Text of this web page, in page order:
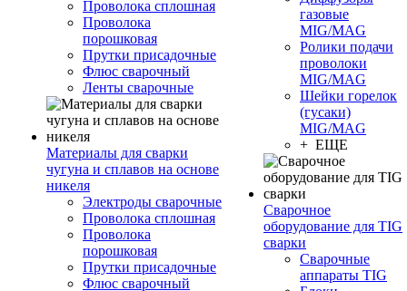
Проволока сплошная
Проволока
порошковая
Прутки присадочные
Флюс сварочный
Ленты сварочные
Материалы для сварки
чугуна и сплавов на основе
никеля
Электроды сварочные
Проволока сплошная
Проволока
порошковая
Прутки присадочные
Флюс сварочный
газовые
MIG/MAG
Ролики подачи
проволоки
MIG/MAG
Шейки горелок
(гусаки)
MIG/MAG
+ ЕЩЕ
Сварочное
оборудование для TIG
сварки
Сварочные
аппараты TIG